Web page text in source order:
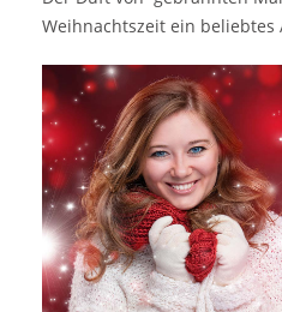
Öffnungszeiten Gifhorner
2025 26.11.-23.12.2025 11:00
Veranstaltungsort Gifhorner
Weihnachtsmarkt 2025
Fußgängerzone Gifhorn
Niedersachen Deutschland
Kontakt Stadt Gifhorn,
und Soziales Cardenap 2-4
+49 5371 / 88164
Weitere Informationen
Weihnachtszeit ein beliebtes